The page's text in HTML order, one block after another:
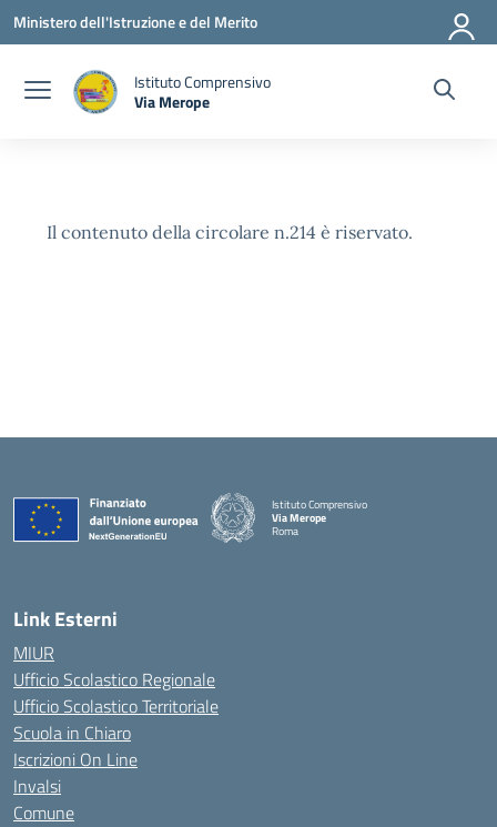
Vai ai contenuti
Vai al menu di navigazione
Vai al footer
Ministero dell'Istruzione e del Merito
Istituto Comprensivo
Via Merope
Il contenuto della circolare n.214 è riservato.
Istituto Comprensivo
Via Merope
Roma
Link Esterni
MIUR
Ufficio Scolastico Regionale
Ufficio Scolastico Territoriale
Scuola in Chiaro
Iscrizioni On Line
Invalsi
Comune